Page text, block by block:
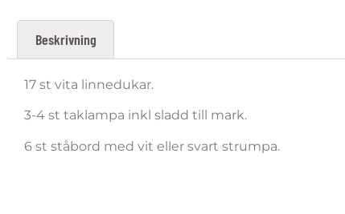
Beskrivning
17 st vita linnedukar.
3-4 st taklampa inkl sladd till mark.
6 st ståbord med vit eller svart strumpa.